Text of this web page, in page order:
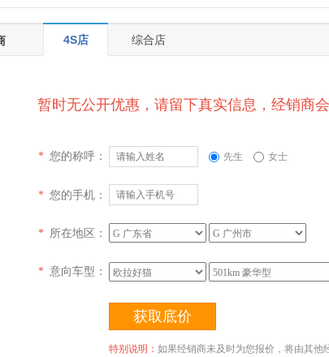
4S店 综合店
暂时无公开优惠，请留下真实信息，经销商
* 您的称呼： 先生 女士
* 您的手机：
* 所在地区：
* 意向车型：
获取底价
特别说明： 如果经销商未及时为您报价，将由其他